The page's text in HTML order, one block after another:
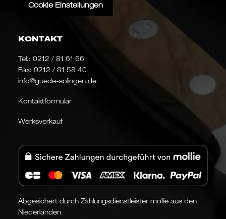
Cookie Einstellungen
KONTAKT
Tel.: 0212 / 81 61 66
Fax: 0212 / 81 58 40
info@guede-solingen.de
Kontaktformular
Werksverkauf
Abgesichert durch Zahlungsdienstleister mollie aus den
Niederlanden.